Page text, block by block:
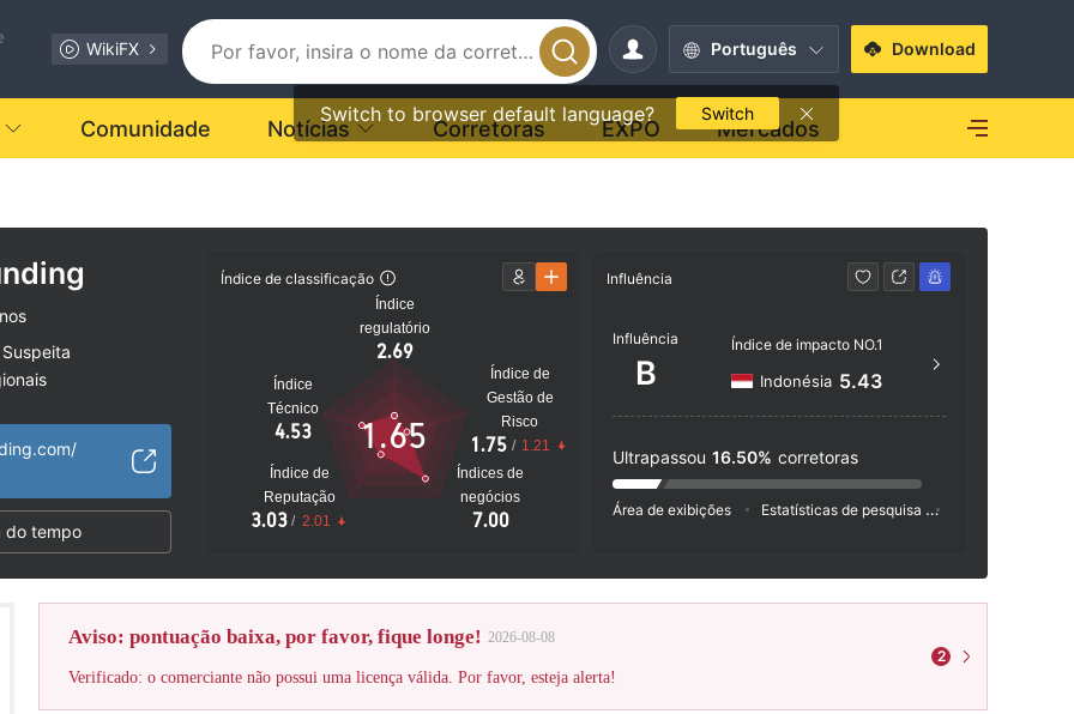
WikiFX Português
Switch to browser default language? Switch
Download
Comunidade Notícias Corretoras EXPO Mercados
do tempo
Índice de classificação
Índice
regulatório
2.69
Índice
Técnico
4.53
Índice de
Reputação
3.03 / 2.01
Índices de
negócios
7.00
Índice de
Gestão de
Risco
1.75 / 1.21
1.65
Influência
Influência
B
Índice de impacto NO.1
Indonésia 5.43
Ultrapassou 16.50% corretoras
Área de exibições Estatísticas de pesquisa
Aviso: pontuação baixa, por favor, fique longe! 2026-08-08
Verificado: o comerciante não possui uma licença válida. Por favor, esteja alerta!
2